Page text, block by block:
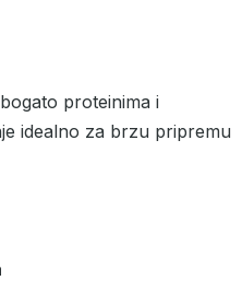
proteinima i
idealno za brzu pripremu